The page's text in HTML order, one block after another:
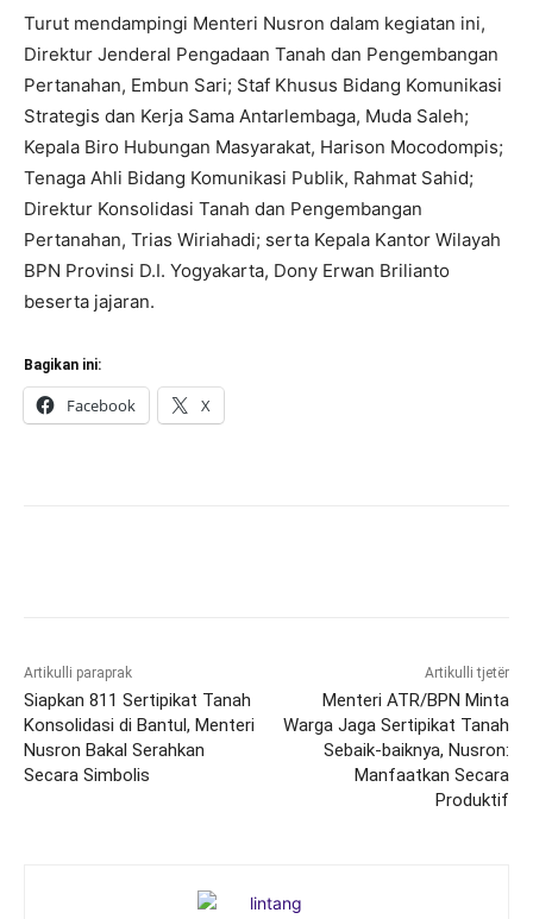
Turut mendampingi Menteri Nusron dalam kegiatan ini,
Direktur Jenderal Pengadaan Tanah dan Pengembangan
Pertanahan, Embun Sari; Staf Khusus Bidang Komunikasi
Strategis dan Kerja Sama Antarlembaga, Muda Saleh;
Kepala Biro Hubungan Masyarakat, Harison Mocodompis;
Tenaga Ahli Bidang Komunikasi Publik, Rahmat Sahid;
Direktur Konsolidasi Tanah dan Pengembangan
Pertanahan, Trias Wiriahadi; serta Kepala Kantor Wilayah
BPN Provinsi D.I. Yogyakarta, Dony Erwan Brilianto
beserta jajaran.
Bagikan ini:
Facebook X
Artikulli paraprak
Siapkan 811 Sertipikat Tanah
Konsolidasi di Bantul, Menteri
Nusron Bakal Serahkan
Secara Simbolis
Artikulli tjetër
Menteri ATR/BPN Minta
Warga Jaga Sertipikat Tanah
Sebaik-baiknya, Nusron:
Manfaatkan Secara
Produktif